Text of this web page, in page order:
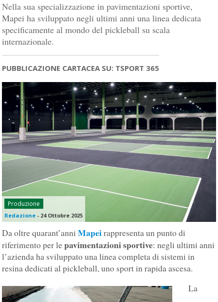
Nella sua specializzazione in pavimentazioni sportive,
Mapei ha sviluppato negli ultimi anni una linea dedicata
specificamente al mondo del pickleball su scala
internazionale.
PUBBLICAZIONE CARTACEA SU: TSPORT 365
Produzione
Redazione - 24 Ottobre 2025
Da oltre quarant’anniMapeirappresenta un punto di
riferimento per lepavimentazioni sportive: negli ultimi anni
l’azienda ha sviluppato una linea completa di sistemi in
resina dedicati al pickleball, uno sport in rapida ascesa.
La